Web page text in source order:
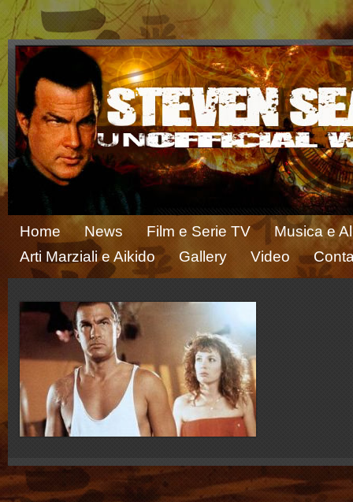
Home News Film e Serie TV
Musica e
Arti Marziali e Aikido
Gallery Video